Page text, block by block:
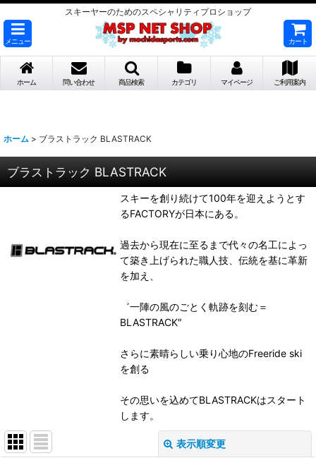
スキーヤーのためのスペシャリティプロショップ
メニュー カート
ホーム 問い合わせ 商品検索 カテゴリ マイページ ご利用案内
ホーム > ブラストラック BLASTRACK
ブラストラック BLASTRACK
スキーを創り続けて100年を迎えようとす
るFACTORYが日本にある。
過去から現在に至るまで代々の名工によっ
て築き上げられた職人技、伝統を基に革新
を加え、
゛一陣の風のごとく軌跡を刻む＝
BLASTRACK″
さらに素晴らしい乗り心地のFreeride ski
を創る
その思いを込めてBLASTRACKはスタート
します。
表示順変更